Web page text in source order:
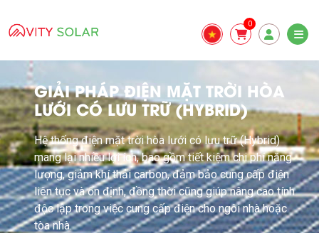
0
GIẢI PHÁP ĐIỆN MẶT TRỜI HÒA
LƯỚI CÓ LƯU TRỮ (HYBRID)
Hệ thống điện mặt trời hòa lưới có lưu trữ (Hybrid)
mang lại nhiều lợi ích, bao gồm tiết kiệm chi phí năng
lượng, giảm khí thải carbon, đảm bảo cung cấp điện
liên tục và ổn định, đồng thời cũng giúp nâng cao tính
độc lập trong việc cung cấp điện cho ngôi nhà hoặc
tòa nhà.